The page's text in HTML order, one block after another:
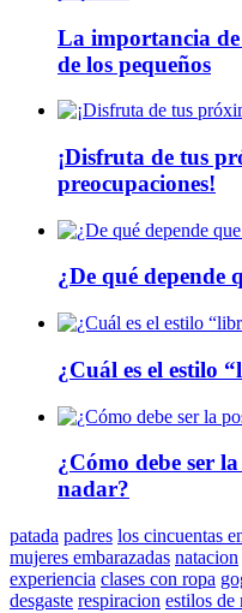
La importancia
de los pequeños
¡Disfruta de tus
preocupaciones!
¿De qué depende
¿Cuál es el estilo
¿Cómo debe ser
nadar?
patada padres los cincuentas
mujeres embarazadas natacion
experiencia clases con ropa
desgaste respiracion estilos de